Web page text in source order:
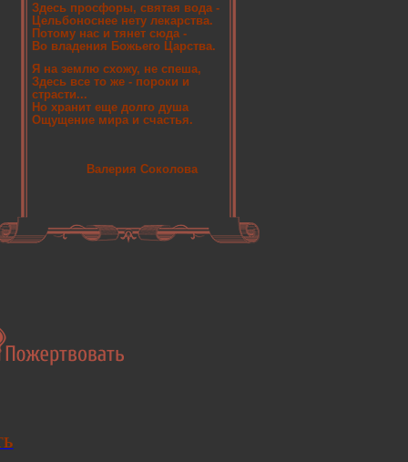
Здесь просфоры, святая вода -
Цельбоноснее нету лекарства.
Потому нас и тянет сюда -
Во владения Божьего Царства.
Я на землю схожу, не спеша,
Здесь все то же - пороки и
страсти...
Но хранит еще долго душа
Ощущение мира и счастья.
Валерия Соколова